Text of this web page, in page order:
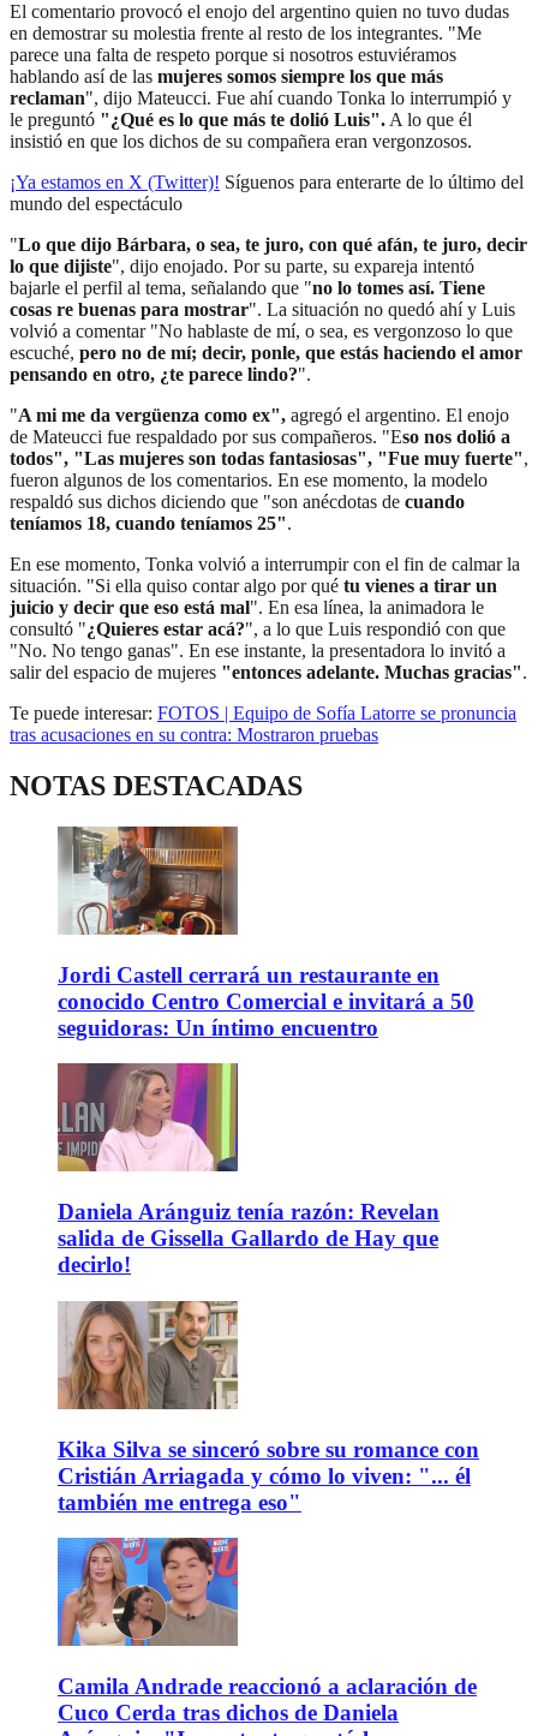
El comentario provocó el enojo del argentino quien no tuvo dudas
en demostrar su molestia frente al resto de los integrantes. "Me
parece una falta de respeto porque si nosotros estuviéramos
hablando así de las mujeres somos siempre los que más
reclaman", dijo Mateucci. Fue ahí cuando Tonka lo interrumpió y
le preguntó "¿Qué es lo que más te dolió Luis". A lo que él
insistió en que los dichos de su compañera eran vergonzosos.
¡Ya estamos en X (Twitter)! Síguenos para enterarte de lo último del
mundo del espectáculo
"Lo que dijo Bárbara, o sea, te juro, con qué afán, te juro, decir
lo que dijiste", dijo enojado. Por su parte, su expareja intentó
bajarle el perfil al tema, señalando que "no lo tomes así. Tiene
cosas re buenas para mostrar". La situación no quedó ahí y Luis
volvió a comentar "No hablaste de mí, o sea, es vergonzoso lo que
escuché, pero no de mí; decir, ponle, que estás haciendo el amor
pensando en otro, ¿te parece lindo?".
"A mi me da vergüenza como ex", agregó el argentino. El enojo
de Mateucci fue respaldado por sus compañeros. "Eso nos dolió a
todos", "Las mujeres son todas fantasiosas", "Fue muy fuerte",
fueron algunos de los comentarios. En ese momento, la modelo
respaldó sus dichos diciendo que "son anécdotas de cuando
teníamos 18, cuando teníamos 25".
En ese momento, Tonka volvió a interrumpir con el fin de calmar la
situación. "Si ella quiso contar algo por qué tu vienes a tirar un
juicio y decir que eso está mal". En esa línea, la animadora le
consultó "¿Quieres estar acá?", a lo que Luis respondió con que
"No. No tengo ganas". En ese instante, la presentadora lo invitó a
salir del espacio de mujeres "entonces adelante. Muchas gracias".
Te puede interesar: FOTOS | Equipo de Sofía Latorre se pronuncia
tras acusaciones en su contra: Mostraron pruebas
NOTAS DESTACADAS
Jordi Castell cerrará un restaurante en
conocido Centro Comercial e invitará a 50
seguidoras: Un íntimo encuentro
Daniela Aránguiz tenía razón: Revelan
salida de Gissella Gallardo de Hay que
decirlo!
Kika Silva se sinceró sobre su romance con
Cristián Arriagada y cómo lo viven: "... él
también me entrega eso"
Camila Andrade reaccionó a aclaración de
Cuco Cerda tras dichos de Daniela